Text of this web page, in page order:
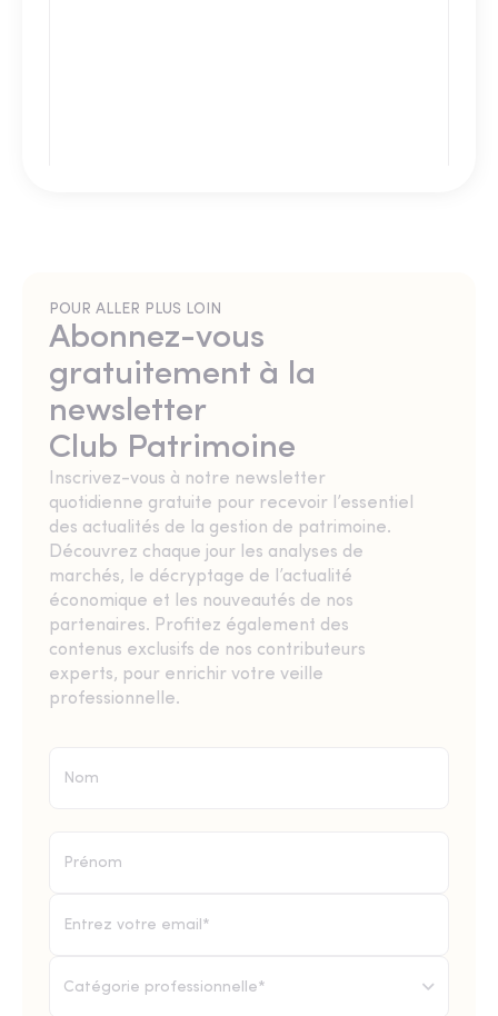
POUR ALLER PLUS LOIN
Abonnez-vous
gratuitement à la
newsletter
Club Patrimoine
Inscrivez-vous à notre newsletter
quotidienne gratuite pour recevoir l’essentiel
des actualités de la gestion de patrimoine.
Découvrez chaque jour les analyses de
marchés, le décryptage de l’actualité
économique et les nouveautés de nos
partenaires. Profitez également des
contenus exclusifs de nos contributeurs
experts, pour enrichir votre veille
professionnelle.
Catégorie professionnelle*